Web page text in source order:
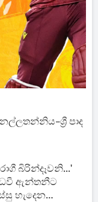
පාද
බිරින්දෑවනි...'
ඇන්තනීට
හැදෙන